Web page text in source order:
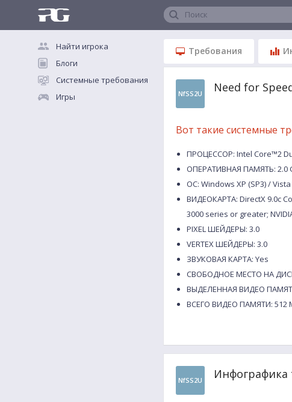
Поиск
Найти игрока
Блоги
Системные требования
Игры
Требования
NfSS2U Need for
Вот такие системные
ПРОЦЕССОР: Intel Core™2
ОПЕРАТИВНАЯ ПАМЯТЬ: 2.0
ОС: Windows XP (SP3) /
ВИДЕОКАРТА: DirectX 9.0c
3000 series or greater;
PIXEL ШЕЙДЕРЫ: 3.0
VERTEX ШЕЙДЕРЫ: 3.0
ЗВУКОВАЯ КАРТА: Yes
СВОБОДНОЕ МЕСТО НА
ВЫДЕЛЕННАЯ ВИДЕО
ВСЕГО ВИДЕО ПАМЯТИ: 512
NfSS2U Инфографика